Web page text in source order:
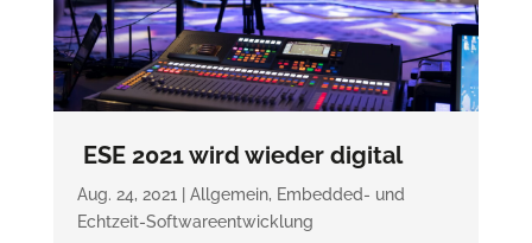
ESE 2021 wird wieder digital
Aug. 24, 2021 Allgemein, Embedded- und
Echtzeit-Softwareentwicklung